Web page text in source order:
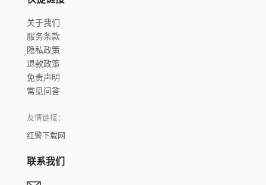
关于我们
服务条款
隐私政策
退款政策
免责声明
常见问答
友情链接：
红警下载网
联系我们